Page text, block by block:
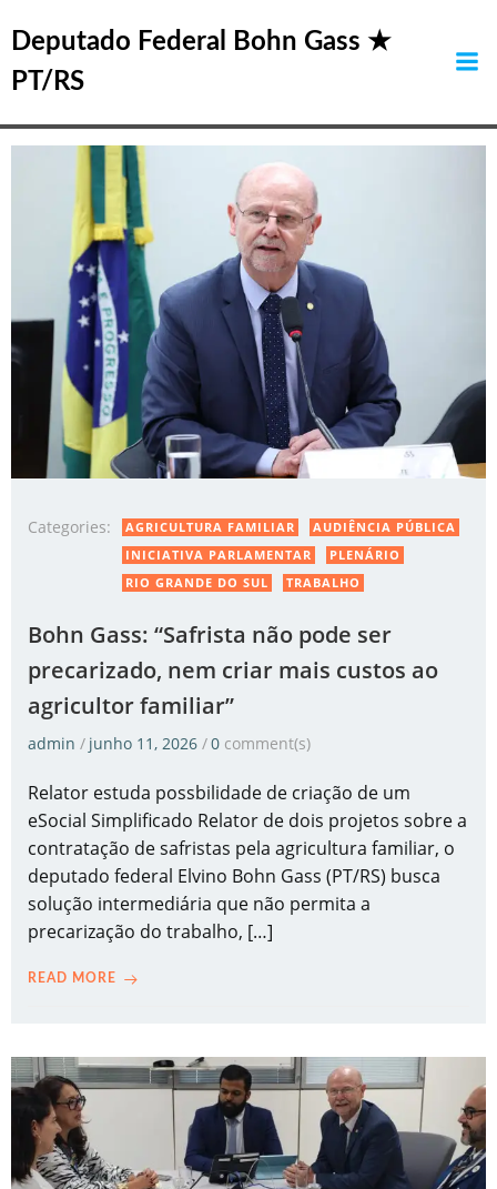
para
Deputado Federal Bohn Gass ★
PT/RS
Posts in Rio Grande
Categories: AGRICULTURA FAMILIAR
AUDIÊNCIA PÚBLICA
INICIATIVA PARLAMENTAR
PLENÁRIO
RIO GRANDE DO SUL
TRABALHO
Bohn Gass: “Safrista não pode ser
precarizado, nem criar mais custos ao
agricultor familiar”
admin / junho 11, 2026 /0 comment(s)
Relator estuda possbilidade de criação de um
eSocial Simplificado Relator de dois projetos sobre a
contratação de safristas pela agricultura familiar, o
deputado federal Elvino Bohn Gass (PT/RS) busca
solução intermediária que não permita a
precarização do trabalho, […]
READ MORE